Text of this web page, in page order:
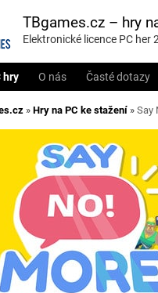
TBgames.cz – hry
Elektronické licence PC her
hry O nás Časté dotazy
» Hry na PC ke stažení » Say